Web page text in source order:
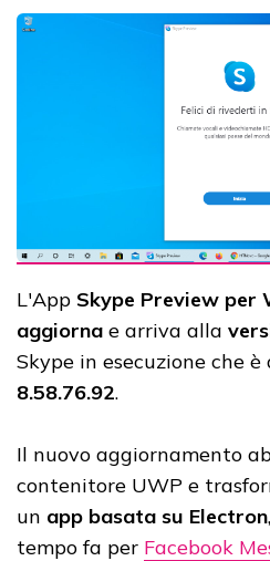
L'App Skype Preview per
aggiorna e arriva alla
Skype in esecuzione che è
8.58.76.92.
Il nuovo aggiornamento
contenitore UWP e
un app basata su Electron
tempo fa per Facebook